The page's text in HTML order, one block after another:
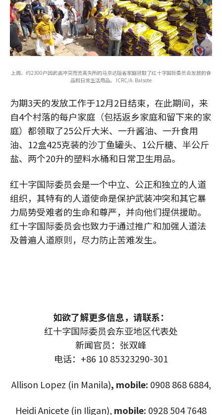
上周，约2300户因武装冲突而流离失所的马京达瑙省家庭领取了红十字国际委员会发放的食
品和日常生活用品。 ICRC/A. Balsote
为期3天的发放工作于12月2日结束，在此期间，来
自4个村落的每户家庭（包括返乡家庭和留下来的家
庭）都领取了25公斤大米、一升酱油、一升食用
油、12盒425克装的沙丁鱼罐头、1公斤糖、半公斤
盐、两个20升的塑料水桶和日常卫生用品。
红十字国际委员会是一个中立、公正和独立的人道
组织，其特有的人道使命是保护武装冲突和其它暴
力局势受难者的生命和尊严，并向他们提供援助。
红十字国际委员会也致力于通过推广和加强人道法
及普遍人道原则，尽力防止苦难发生。
如欲了解更多信息，请联系：
红十字国际委员会东亚地区代表处
新闻官员：张双峰
电话：+86 10 85323290-301
Allison Lopez (in Manila), mobile: 0908 868 6884,
Heidi Anicete (in Iligan), mobile: 0928 504 7648